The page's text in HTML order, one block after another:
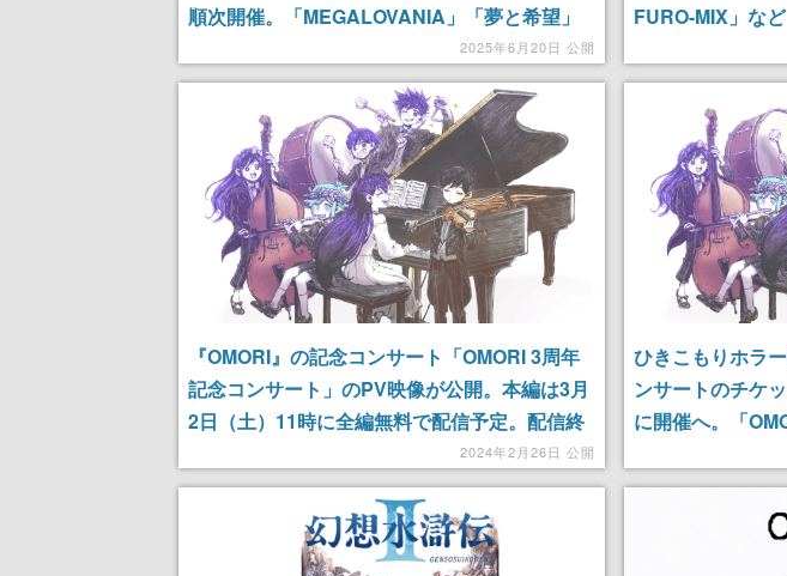
順次開催。「MEGALOVANIA」「夢と希望」
をはじめとする名曲の数々をフルオーケストラ
で演奏
2025年6月20日 公開
FURO-MIX」な
ター』から選ば
レンジ”で聴ける
『OMORI』の記念コンサート「OMORI 3周年
記念コンサート」のPV映像が公開。本編は3月
2日（土）11時に全編無料で配信予定。配信終
2024年2月26日 公開
ひきこもりホラ
ンサートのチケ
に開催へ。「